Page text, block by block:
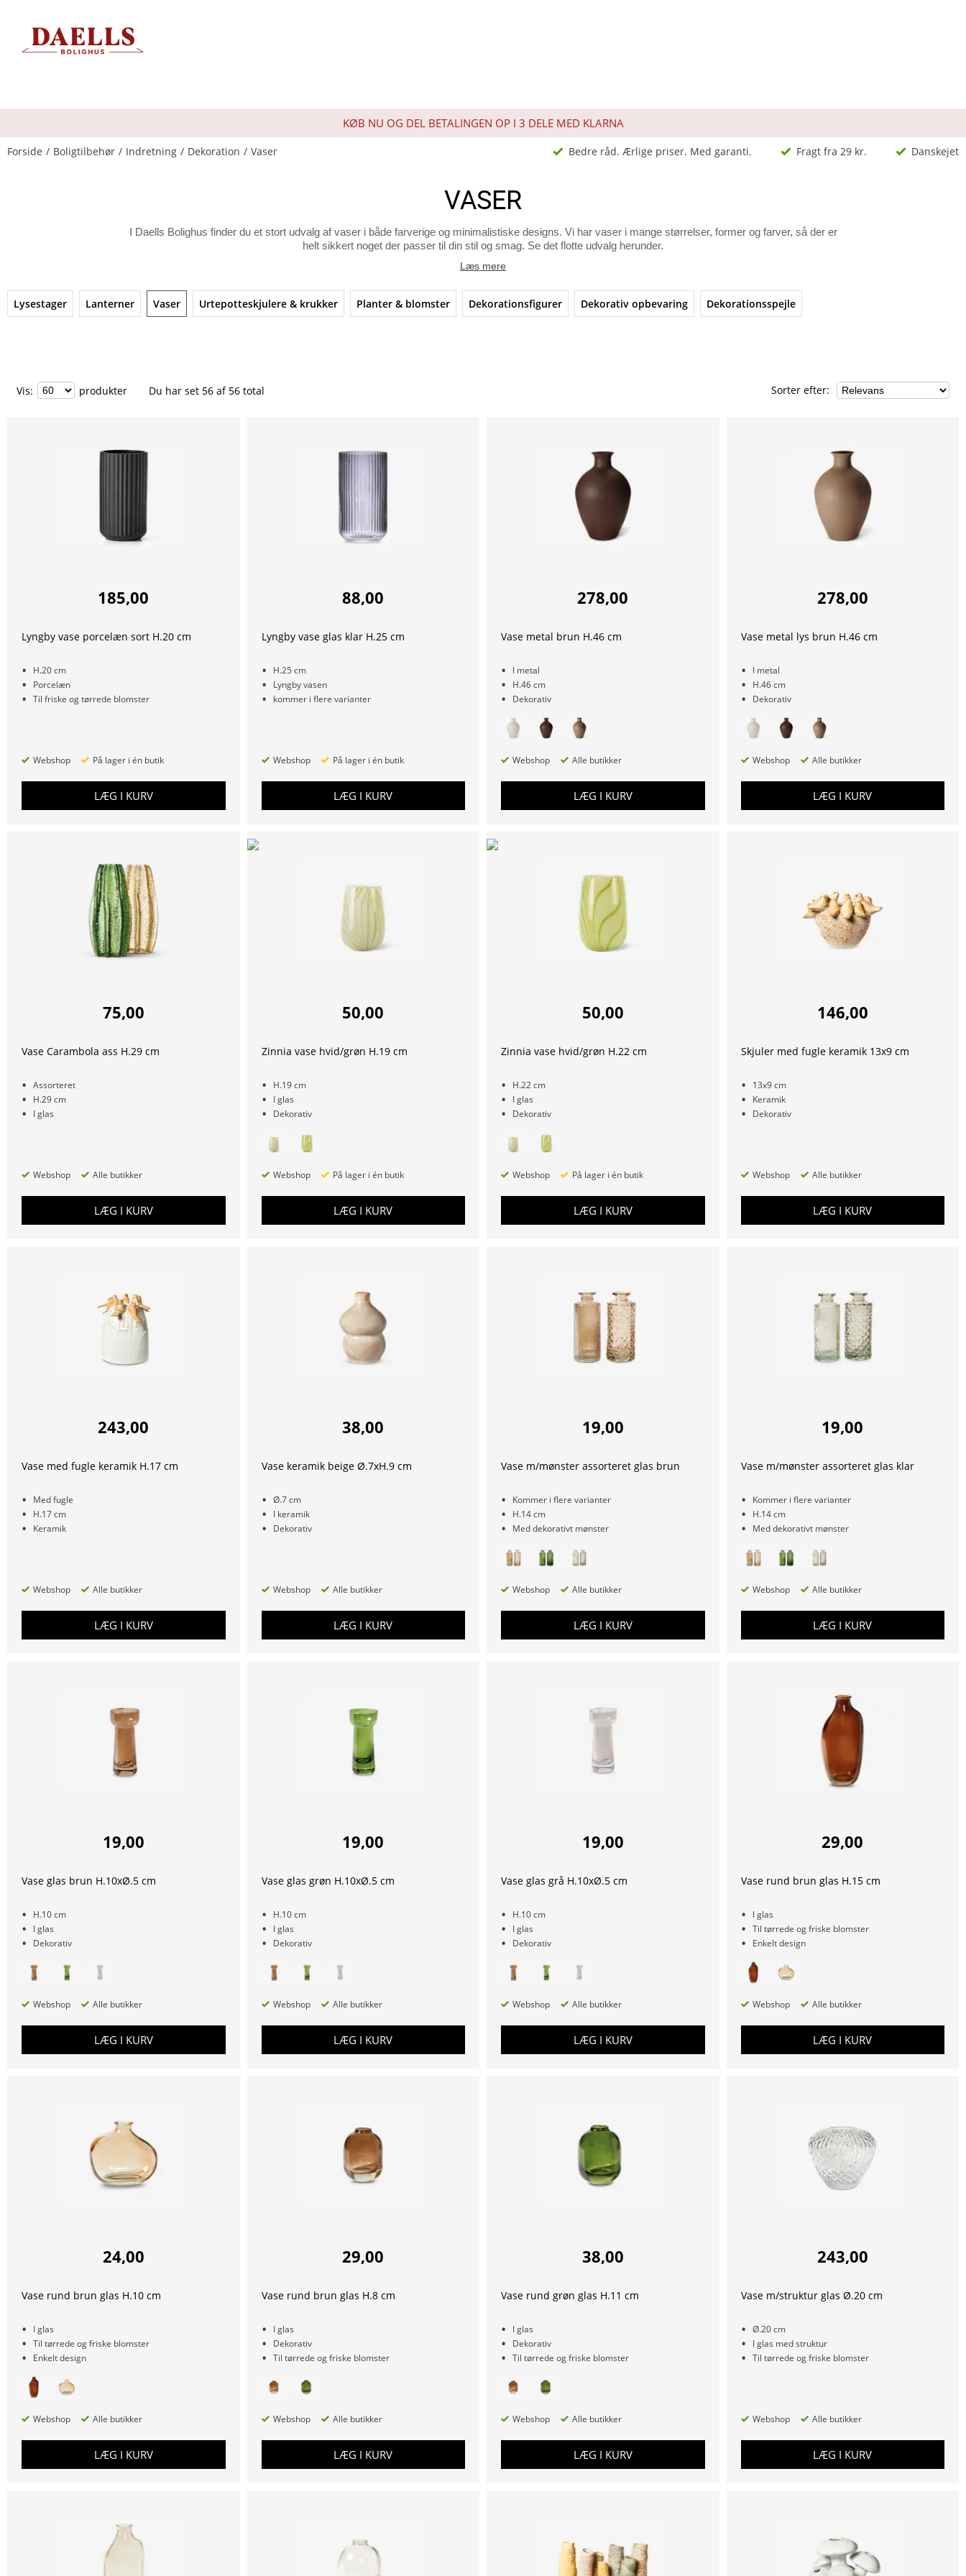
KØB NU OG DEL BETALINGEN OP I 3 DELE MED KLARNA
Forside Boligtilbehør Indretning Dekoration Vaser Bedre råd. Ærlige priser. Med garanti. Fragt fra 29 kr. Danskejet
VASER
I Daells Bolighus finder du et stort udvalg af vaser i både farverige og minimalistiske designs. Vi har vaser i mange størrelser, former og farver, så der er
helt sikkert noget der passer til din stil og smag. Se det flotte udvalg herunder.
Læs mere
Lysestager Lanterner Vaser Urtepotteskjulere & krukker Planter & blomster Dekorationsfigurer Dekorativ opbevaring Dekorationsspejle
Vis: produkter Du har set 56 af 56 total Sorter efter:
185,00
Lyngby vase porcelæn sort H.20 cm
H.20 cm
Porcelæn
Til friske og tørrede blomster
Webshop På lager i én butik
LÆG I KURV
88,00
Lyngby vase glas klar H.25 cm
H.25 cm
Lyngby vasen
kommer i flere varianter
Webshop På lager i én butik
LÆG I KURV
278,00
Vase metal brun H.46 cm
I metal
H.46 cm
Dekorativ
Webshop Alle butikker
LÆG I KURV
278,00
Vase metal lys brun H.46 cm
I metal
H.46 cm
Dekorativ
Webshop Alle butikker
LÆG I KURV
75,00
Vase Carambola ass H.29 cm
Assorteret
H.29 cm
I glas
Webshop Alle butikker
LÆG I KURV
50,00
Zinnia vase hvid/grøn H.19 cm
H.19 cm
I glas
Dekorativ
Webshop På lager i én butik
LÆG I KURV
50,00
Zinnia vase hvid/grøn H.22 cm
H.22 cm
I glas
Dekorativ
Webshop På lager i én butik
LÆG I KURV
146,00
Skjuler med fugle keramik 13x9 cm
13x9 cm
Keramik
Dekorativ
Webshop Alle butikker
LÆG I KURV
243,00
Vase med fugle keramik H.17 cm
Med fugle
H.17 cm
Keramik
Webshop Alle butikker
LÆG I KURV
38,00
Vase keramik beige Ø.7xH.9 cm
Ø.7 cm
I keramik
Dekorativ
Webshop Alle butikker
LÆG I KURV
19,00
Vase m/mønster assorteret glas brun
Kommer i flere varianter
H.14 cm
Med dekorativt mønster
Webshop Alle butikker
LÆG I KURV
19,00
Vase m/mønster assorteret glas klar
Kommer i flere varianter
H.14 cm
Med dekorativt mønster
Webshop Alle butikker
LÆG I KURV
19,00
Vase glas brun H.10xØ.5 cm
H.10 cm
I glas
Dekorativ
Webshop Alle butikker
LÆG I KURV
19,00
Vase glas grøn H.10xØ.5 cm
H.10 cm
I glas
Dekorativ
Webshop Alle butikker
LÆG I KURV
19,00
Vase glas grå H.10xØ.5 cm
H.10 cm
I glas
Dekorativ
Webshop Alle butikker
LÆG I KURV
29,00
Vase rund brun glas H.15 cm
I glas
Til tørrede og friske blomster
Enkelt design
Webshop Alle butikker
LÆG I KURV
24,00
Vase rund brun glas H.10 cm
I glas
Til tørrede og friske blomster
Enkelt design
Webshop Alle butikker
LÆG I KURV
29,00
Vase rund brun glas H.8 cm
I glas
Dekorativ
Til tørrede og friske blomster
Webshop Alle butikker
LÆG I KURV
38,00
Vase rund grøn glas H.11 cm
I glas
Dekorativ
Til tørrede og friske blomster
Webshop Alle butikker
LÆG I KURV
243,00
Vase m/struktur glas Ø.20 cm
Ø.20 cm
I glas med struktur
Til tørrede og friske blomster
Webshop Alle butikker
LÆG I KURV